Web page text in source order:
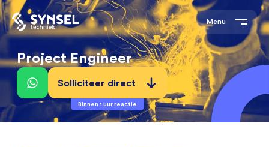
Menu
Project Engineer
Solliciteer direct
Binnen 1 uur reactie